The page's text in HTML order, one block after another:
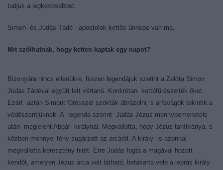
tudjuk a legkevesebbet.
Simon- és Júdás Tádé apostolok kettős ünnepe van ma.
Mit szólhatnak, hogy ketten kaptak egy napot?
Bizonyára nincs ellenükre, hiszen legendájuk szerint a Zelóta Simon
Júdás Tádéval együtt lett vértanú. Konkrétan kettéfűrészelték őket.
Ezért aztán Simont fűrésszel szokták ábrázolni, s a favágók tekintik a
védőszentjüknek. A legenda szerint Júdás Jézus mennybemenetele
után megjelent Abgár királynál. Megvallotta, hogy Jézus tanítványa, s
közben mennyei fény sugárzott az arcáról. A király is azonnal
megvallotta keresztény hitét. Erre Júdás fogta a magával hozott
kendőt, amelyen Jézus arca volt látható, betakarta vele a leprás király